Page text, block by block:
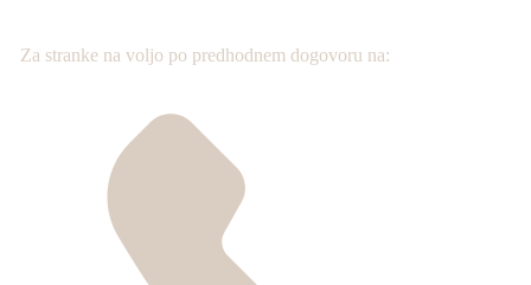
Za stranke na voljo po predhodnem dogovoru na: